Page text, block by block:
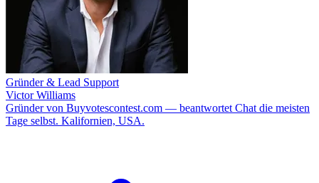
Gründer & Lead Support
Victor Williams
Gründer von Buyvotescontest.com — beantwortet Chat die meisten
Tage selbst. Kalifornien, USA.